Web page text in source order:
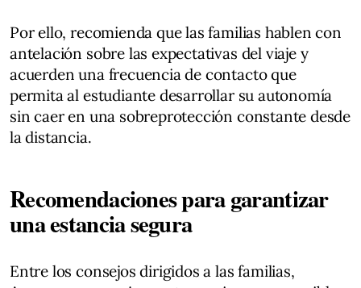
Por ello, recomienda que las familias hablen con
antelación sobre las expectativas del viaje y
acuerden una frecuencia de contacto que
permita al estudiante desarrollar su autonomía
sin caer en una sobreprotección constante desde
la distancia.
Recomendaciones para garantizar
una estancia segura
Entre los consejos dirigidos a las familias,